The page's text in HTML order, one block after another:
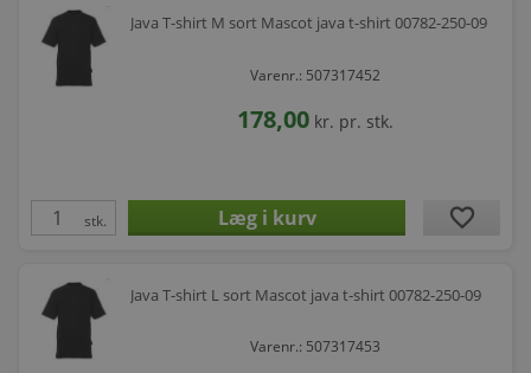
Java T-shirt M sort Mascot java t-shirt 00782-250-09
Varenr.: 507317452
178,00 kr. pr. stk.
stk. favorite
Java T-shirt L sort Mascot java t-shirt 00782-250-09
Varenr.: 507317453